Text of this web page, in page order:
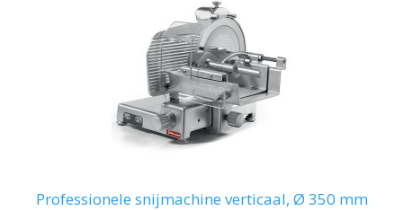
Professionele snijmachine verticaal, Ø 350 mm